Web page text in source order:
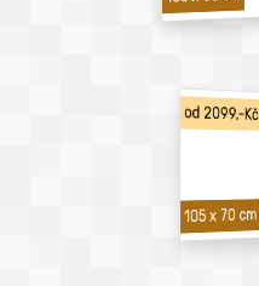
od 2099,-Kč
105 x 70 cm